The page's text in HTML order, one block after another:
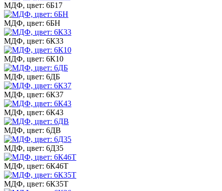
МДФ, цвет: 6Б17
МДФ, цвет: 6БН
МДФ, цвет: 6К33
МДФ, цвет: 6К10
МДФ, цвет: 6ДБ
МДФ, цвет: 6К37
МДФ, цвет: 6К43
МДФ, цвет: 6ДВ
МДФ, цвет: 6Д35
МДФ, цвет: 6К46Т
МДФ, цвет: 6К35Т